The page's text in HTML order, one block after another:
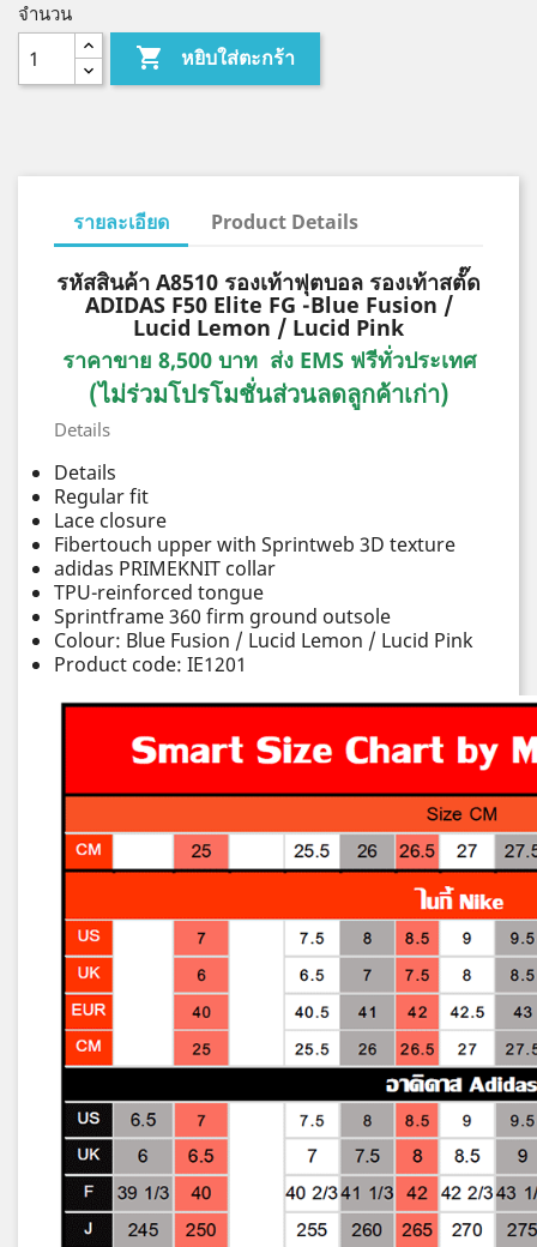
จำนวน
 หยิบใส่ตะกร้า
รายละเอียด Product Details
รหัสสินค้า A8510 รองเท้าฟุตบอล รองเท้าสตั๊ด
ADIDAS F50 Elite FG -Blue Fusion /
Lucid Lemon / Lucid Pink
ราคาขาย 8,500 บาท ส่ง EMS ฟรีทั่วประเทศ
(ไม่ร่วมโปรโมชั่นส่วนลดลูกค้าเก่า)
Details
Details
Regular fit
Lace closure
Fibertouch upper with Sprintweb 3D texture
adidas PRIMEKNIT collar
TPU-reinforced tongue
Sprintframe 360 firm ground outsole
Colour: Blue Fusion / Lucid Lemon / Lucid Pink
Product code: IE1201